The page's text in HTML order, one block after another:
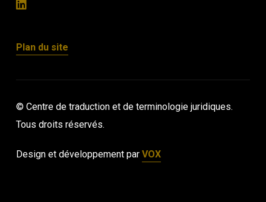
Plan du site
© Centre de traduction et de terminologie juridiques.
Tous droits réservés.
Design et développement par VOX